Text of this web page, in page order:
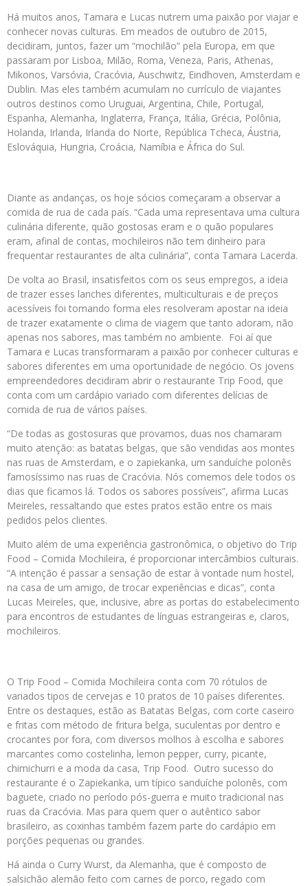
Há muitos anos, Tamara e Lucas nutrem uma paixão por viajar e
conhecer novas culturas. Em meados de outubro de 2015,
decidiram, juntos, fazer um “mochilão” pela Europa, em que
passaram por Lisboa, Milão, Roma, Veneza, Paris, Athenas,
Mikonos, Varsóvia, Cracóvia, Auschwitz, Eindhoven, Amsterdam e
Dublin. Mas eles também acumulam no currículo de viajantes
outros destinos como Uruguai, Argentina, Chile, Portugal,
Espanha, Alemanha, Inglaterra, França, Itália, Grécia, Polônia,
Holanda, Irlanda, Irlanda do Norte, República Tcheca, Áustria,
Eslováquia, Hungria, Croácia, Namíbia e África do Sul.
Diante as andanças, os hoje sócios começaram a observar a
comida de rua de cada país. “Cada uma representava uma cultura
culinária diferente, quão gostosas eram e o quão populares
eram, afinal de contas, mochileiros não tem dinheiro para
frequentar restaurantes de alta culinária”, conta Tamara Lacerda.
De volta ao Brasil, insatisfeitos com os seus empregos, a ideia
de trazer esses lanches diferentes, multiculturais e de preços
acessíveis foi tomando forma eles resolveram apostar na ideia
de trazer exatamente o clima de viagem que tanto adoram, não
apenas nos sabores, mas também no ambiente. Foi aí que
Tamara e Lucas transformaram a paixão por conhecer culturas e
sabores diferentes em uma oportunidade de negócio. Os jovens
empreendedores decidiram abrir o restaurante Trip Food, que
conta com um cardápio variado com diferentes delícias de
comida de rua de vários países.
“De todas as gostosuras que provamos, duas nos chamaram
muito atenção: as batatas belgas, que são vendidas aos montes
nas ruas de Amsterdam, e o zapiekanka, um sanduíche polonês
famosíssimo nas ruas de Cracóvia. Nós comemos dele todos os
dias que ficamos lá. Todos os sabores possíveis”, afirma Lucas
Meireles, ressaltando que estes pratos estão entre os mais
pedidos pelos clientes.
Muito além de uma experiência gastronômica, o objetivo do Trip
Food – Comida Mochileira, é proporcionar intercâmbios culturais.
“A intenção é passar a sensação de estar à vontade num hostel,
na casa de um amigo, de trocar experiências e dicas”, conta
Lucas Meireles, que, inclusive, abre as portas do estabelecimento
para encontros de estudantes de línguas estrangeiras e, claros,
mochileiros.
O Trip Food – Comida Mochileira conta com 70 rótulos de
variados tipos de cervejas e 10 pratos de 10 países diferentes.
Entre os destaques, estão as Batatas Belgas, com corte caseiro
e fritas com método de fritura belga, suculentas por dentro e
crocantes por fora, com diversos molhos à escolha e sabores
marcantes como costelinha, lemon pepper, curry, picante,
chimichurri e a moda da casa, Trip Food. Outro sucesso do
restaurante é o Zapiekanka, um típico sanduíche polonês, com
baguete, criado no período pós-guerra e muito tradicional nas
ruas da Cracóvia. Mas para quem quer o autêntico sabor
brasileiro, as coxinhas também fazem parte do cardápio em
porções pequenas ou grandes.
Há ainda o Curry Wurst, da Alemanha, que é composto de
salsichão alemão feito com carnes de porco, regado com